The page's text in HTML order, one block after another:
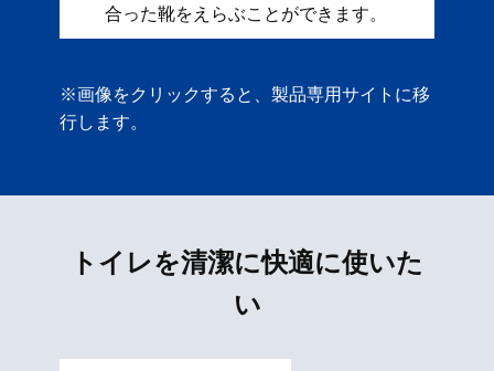
合った靴をえらぶことができます。
※画像をクリックすると、製品専用サイトに移
行します。
トイレを清潔に快適に使いた
い